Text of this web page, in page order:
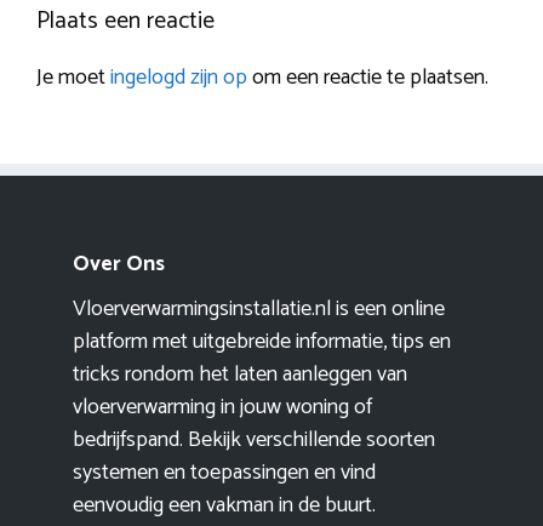
Plaats een reactie
Je moetingelogd zijn opom een reactie te plaatsen.
Over Ons
Vloerverwarmingsinstallatie.nl is een online
platform met uitgebreide informatie, tips en
tricks rondom het laten aanleggen van
vloerverwarming in jouw woning of
bedrijfspand. Bekijk verschillende soorten
systemen en toepassingen en vind
eenvoudig een vakman in de buurt.